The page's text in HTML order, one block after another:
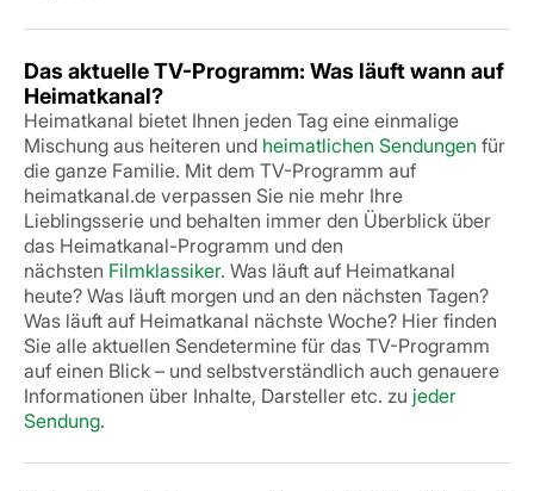
Das aktuelle TV-Programm: Was läuft wann auf
Heimatkanal?
Heimatkanal bietet Ihnen jeden Tag eine einmalige
Mischung aus heiteren und heimatlichen Sendungen für
die ganze Familie. Mit dem TV-Programm auf
heimatkanal.de verpassen Sie nie mehr Ihre
Lieblingsserie und behalten immer den Überblick über
das Heimatkanal-Programm und den
nächsten Filmklassiker. Was läuft auf Heimatkanal
heute? Was läuft morgen und an den nächsten Tagen?
Was läuft auf Heimatkanal nächste Woche? Hier finden
Sie alle aktuellen Sendetermine für das TV-Programm
auf einen Blick – und selbstverständlich auch genauere
Informationen über Inhalte, Darsteller etc. zu jeder
Sendung.